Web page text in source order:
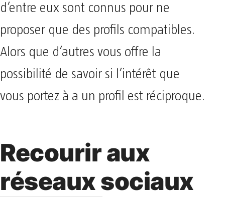
d’entre eux sont connus pour ne
proposer que des profils compatibles.
Alors que d’autres vous offre la
possibilité de savoir si l’intérêt que
vous portez à a un profil est réciproque.
Recourir aux
réseaux sociaux